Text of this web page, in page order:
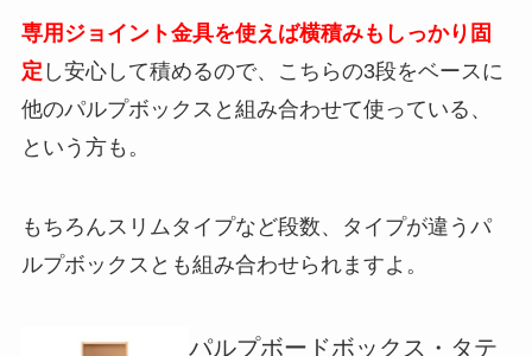
専用ジョイント金具を使えば横積みもしっかり固
定 し安心して積めるので、こちらの3段をベースに
他のパルプボックスと組み合わせて使っている、
という方も。
もちろんスリムタイプなど段数、タイプが違うパ
ルプボックスとも組み合わせられますよ。
パルプボードボックス・タテ